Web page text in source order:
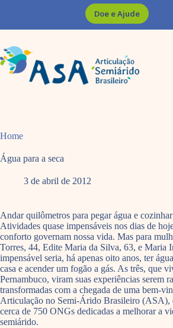
Doe e Ajude
Home
Água para a seca
3 de abril de 2012
Andar quilômetros para pegar água e
Atividades quase impensáveis nos dias de
conforto governam nossa vida. Mas para
Torres, 44, Edite Maria da Silva, 63, e Maria
impensável seria, há apenas oito anos, ter
casa e acender um fogão a gás. As três, que
Pernambuco, viram suas experiências serem
transformadas com a chegada de uma bem-
Articulação no Semi-Árido Brasileiro (ASA),
cerca de 750 ONGs dedicadas a melhorar a
semiárido.